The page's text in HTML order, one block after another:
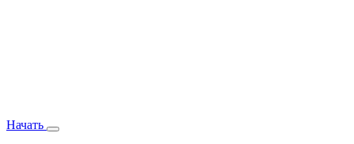
Начать